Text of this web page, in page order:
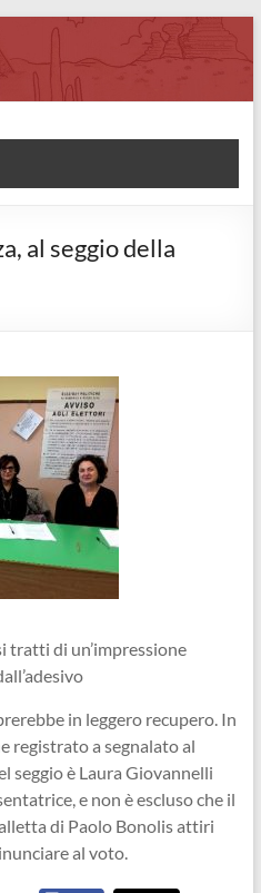
della Foresta
al seggio della
tratti di un’impressione
in leggero recupero. In
registrato a segnalato al
seggio è Laura Giovannelli
e non è escluso che il
di Paolo Bonolis attiri
al voto.